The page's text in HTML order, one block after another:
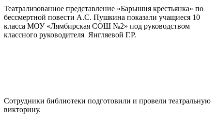
Театрализованное представление «Барышня крестьянка» по
бессмертной повести А.С. Пушкина показали учащиеся 10
класса МОУ «Лямбирская СОШ №2» под руководством
классного руководителя Янгляевой Г.Р.
Сотрудники библиотеки подготовили и провели театральную
викторину.